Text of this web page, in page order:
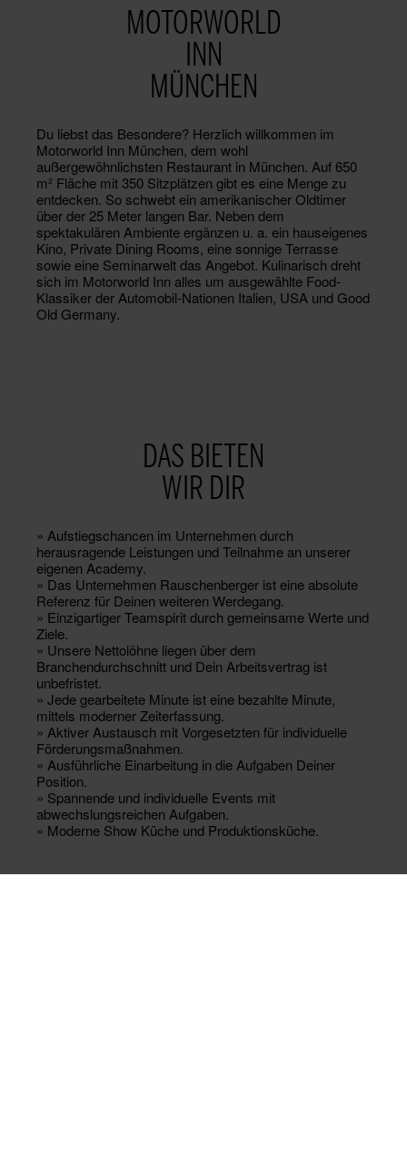
MOTORWORLD
INN
MÜNCHEN
Du liebst das Besondere? Herzlich willkommen im
Motorworld Inn München, dem wohl
außergewöhnlichsten Restaurant in München. Auf 650
m² Fläche mit 350 Sitzplätzen gibt es eine Menge zu
entdecken. So schwebt ein amerikanischer Oldtimer
über der 25 Meter langen Bar. Neben dem
spektakulären Ambiente ergänzen u. a. ein hauseigenes
Kino, Private Dining Rooms, eine sonnige Terrasse
sowie eine Seminarwelt das Angebot. Kulinarisch dreht
sich im Motorworld Inn alles um ausgewählte Food-
Klassiker der Automobil-Nationen Italien, USA und Good
Old Germany.
DAS BIETEN
WIR DIR
» Aufstiegschancen im Unternehmen durch
herausragende Leistungen und Teilnahme an unserer
eigenen Academy.
» Das Unternehmen Rauschenberger ist eine absolute
Referenz für Deinen weiteren Werdegang.
» Einzigartiger Teamspirit durch gemeinsame Werte und
Ziele.
» Unsere Nettolöhne liegen über dem
Branchendurchschnitt und Dein Arbeitsvertrag ist
unbefristet.
» Jede gearbeitete Minute ist eine bezahlte Minute,
mittels moderner Zeiterfassung.
» Aktiver Austausch mit Vorgesetzten für individuelle
Förderungsmaßnahmen.
» Ausführliche Einarbeitung in die Aufgaben Deiner
Position.
» Spannende und individuelle Events mit
abwechslungsreichen Aufgaben.
» Moderne Show Küche und Produktionsküche.